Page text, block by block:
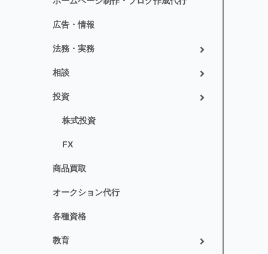
広告・情報
法務・実務
相談
投資
株式投資
FX
商品買取
オークション代行
各種資格
教育